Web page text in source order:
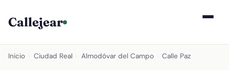
Callejear
Inicio Ciudad Real Almodóvar del Campo Calle Paz